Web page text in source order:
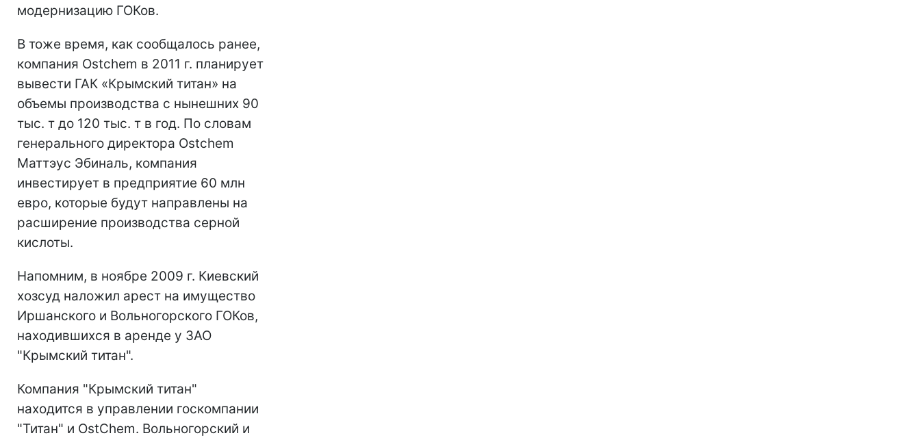
модернизацию ГОКов.
В тоже время, как сообщалось ранее,
компания Ostchem в 2011 г. планирует
вывести ГАК «Крымский титан» на
объемы производства с нынешних 90
тыс. т до 120 тыс. т в год. По словам
генерального директора Ostchem
Маттэус Эбиналь, компания
инвестирует в предприятие 60 млн
евро, которые будут направлены на
расширение производства серной
кислоты.
Напомним, в ноябре 2009 г. Киевский
хозсуд наложил арест на имущество
Иршанского и Вольногорского ГОКов,
находившихся в аренде у ЗАО
"Крымский титан".
Компания "Крымский титан"
находится в управлении госкомпании
"Титан" и OstChem. Вольногорский и